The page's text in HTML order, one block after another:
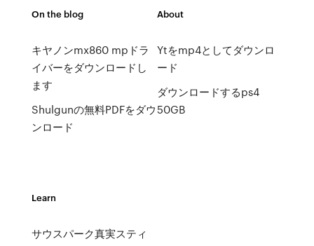
On the blog
キヤノンmx860 mpドラ
イバーをダウンロードし
ます
Shulgunの無料PDFをダウ
ンロード
About
Ytをmp4としてダウンロ
ード
ダウンロードするps4
50GB
Learn
サウスパーク真実スティ